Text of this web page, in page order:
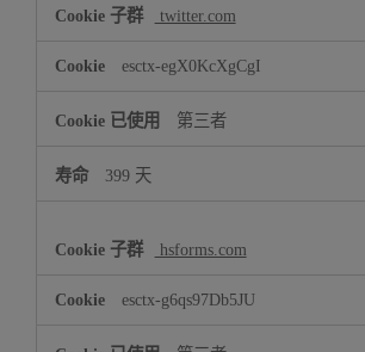
twitter.com
esctx-egX0KcXgCgI
第三者
399 天
hsforms.com
esctx-g6qs97Db5JU